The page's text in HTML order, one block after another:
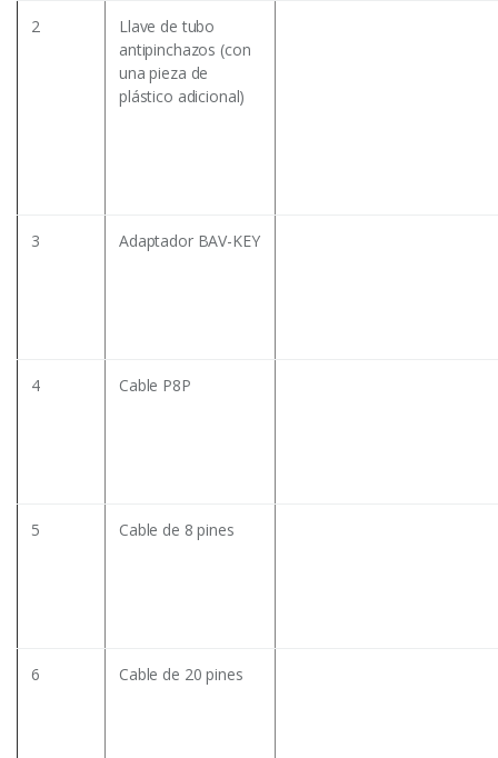
2
Llave de tubo
antipinchazos (con
una pieza de
plástico adicional)
3 Adaptador BAV-KEY
4 Cable P8P
5 Cable de 8 pines
6 Cable de 20 pines